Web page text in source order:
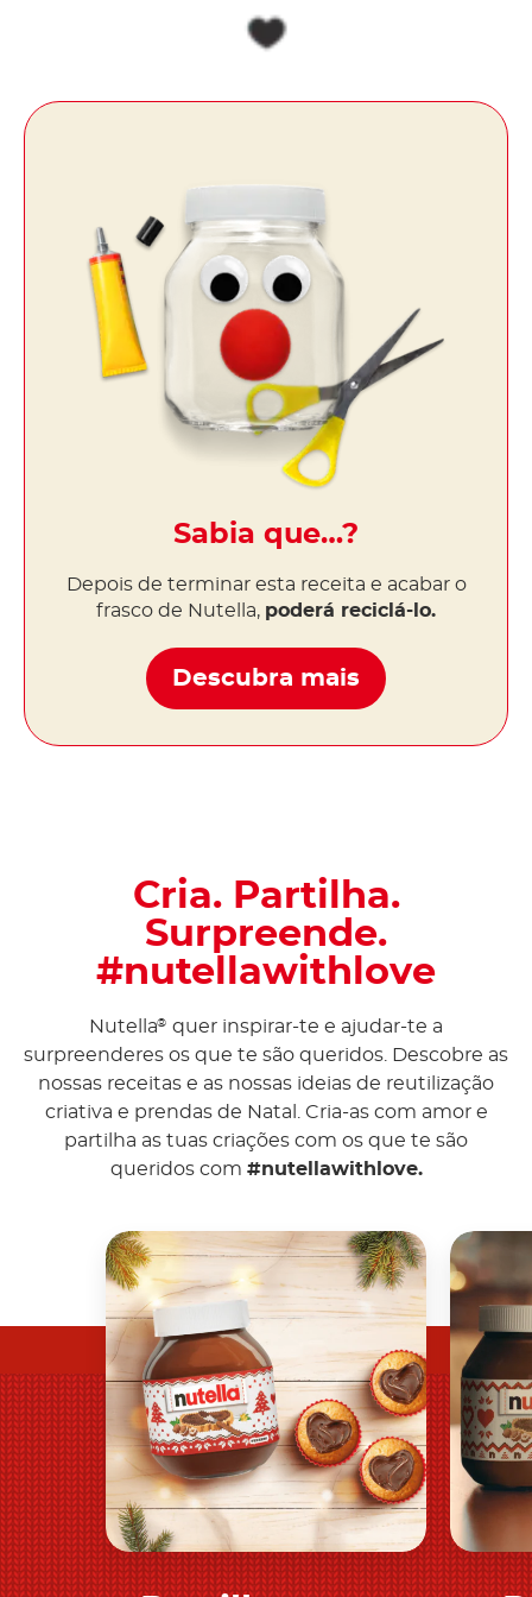
Sabia que…?
Depois de terminar esta receita e acabar o
frasco de Nutella, poderá reciclá-lo.
Descubra mais
Cria. Partilha.
Surpreende.
#nutellawithlove
Nutella® quer inspirar-te e ajudar-te a
surpreenderes os que te são queridos. Descobre as
nossas receitas e as nossas ideias de reutilização
criativa e prendas de Natal. Cria-as com amor e
partilha as tuas criações com os que te são
queridos com #nutellawithlove.